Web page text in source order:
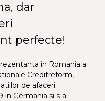
dar
perfecte!
in Romania a
Creditreform,
de afaceri.
in Germania si s-a